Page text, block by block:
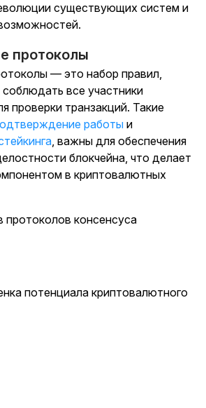
существующих систем и
протоколы
— это набор правил,
все участники
проверки транзакций. Такие
работы и
, важны для обеспечения
блокчейна, что делает
в криптовалютных
протоколов консенсуса
потенциала криптовалютного